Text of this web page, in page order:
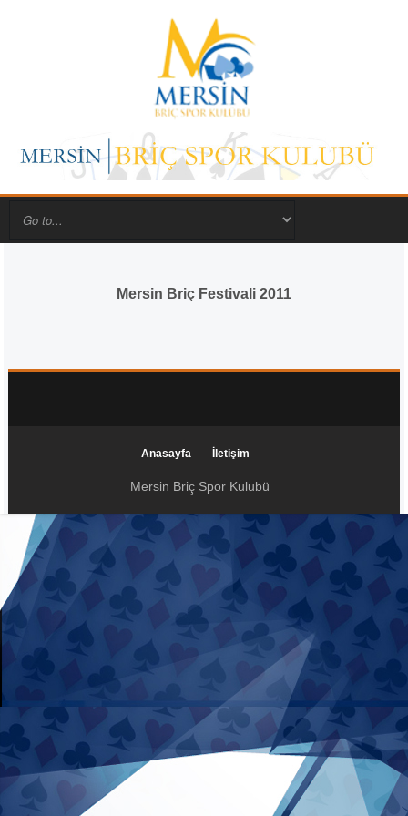
Mersin Briç Festivali 2011
Anasayfa İletişim
Mersin Briç Spor Kulubü